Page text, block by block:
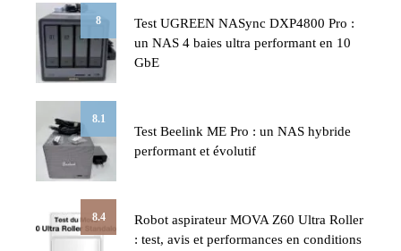
8
Test UGREEN NASync DXP4800 Pro :
un NAS 4 baies ultra performant en 10
GbE
8.1
Test Beelink ME Pro : un NAS hybride
performant et évolutif
8.4
Robot aspirateur MOVA Z60 Ultra Roller
: test, avis et performances en conditions